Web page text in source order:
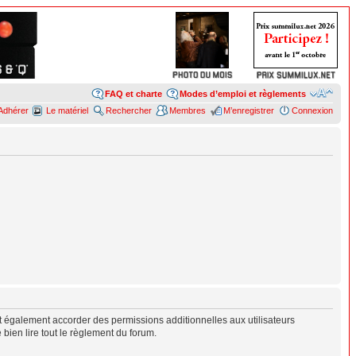
Modes d’emploi et règlements
FAQ et charte
Connexion
M’enregistrer
Membres
Rechercher
Le matériel
accorder des permissions additionnelles aux utilisateurs
lire tout le règlement du forum.